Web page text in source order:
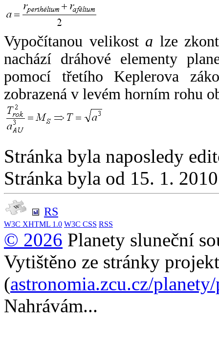
Vypočítanou velikost a lze
nachází dráhové elementy
pomocí třetího Keplerova
zobrazená v levém horním rohu
Stránka byla naposledy
Stránka byla od 15. 1.
RS
W3C XHTML 1.0 W3C CSS RSS
© 2026 Planety sluneční
Vytištěno ze stránky
(astronomia.zcu.cz/
Nahrávám...